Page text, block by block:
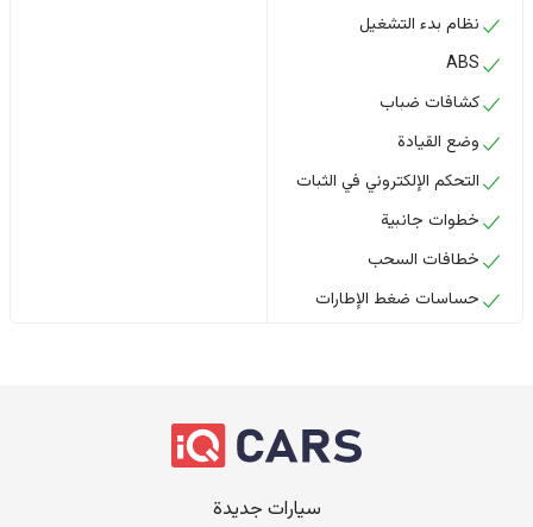
نظام بدء التشغيل
ABS
كشافات ضباب
وضع القيادة
التحكم الإلكتروني في الثبات
خطوات جانبية
خطافات السحب
حساسات ضغط الإطارات
سيارات جديدة